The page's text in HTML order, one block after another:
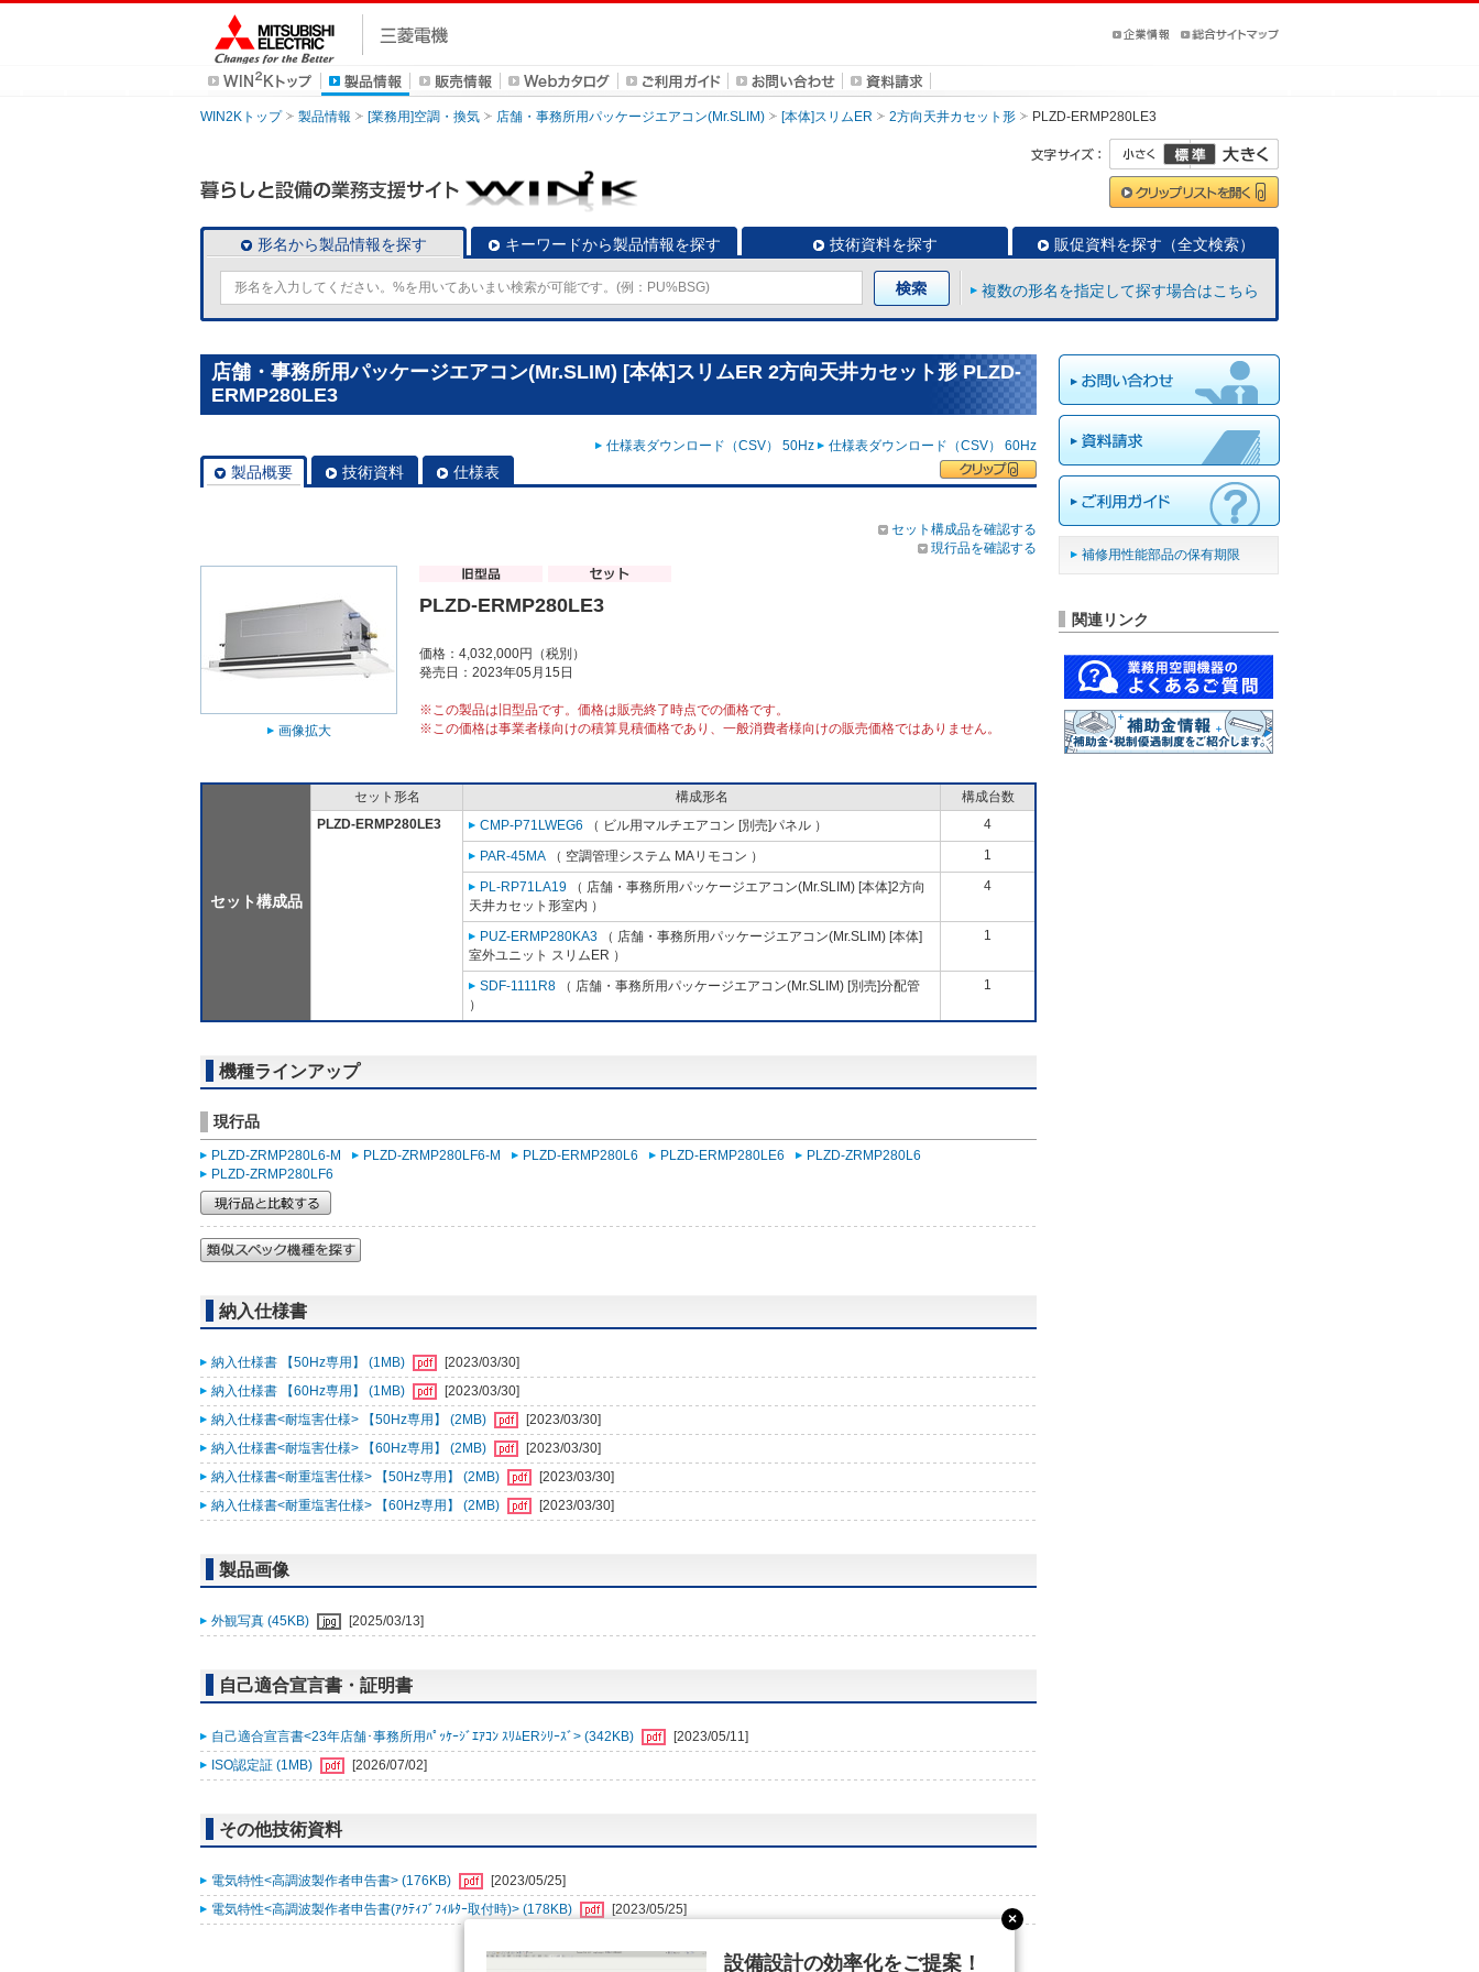
WIN2Kトップ 製品情報 [業務用]空調・換気 店舗・事務所用パッケージエアコン(Mr.SLIM) [本体]スリムER 2方向天井カセット形 PLZD-ERMP280LE3
形名から製品情報を探す キーワードから製品情報を探す 技術資料を探す 販促資料を探す（全文検索）
複数の形名を指定して探す場合はこちら
店舗・事務所用パッケージエアコン(Mr.SLIM) [本体]スリムER 2方向天井カセット形 PLZD-
ERMP280LE3
仕様表ダウンロード（CSV） 50Hz 仕様表ダウンロード（CSV） 60Hz
製品概要 技術資料 仕様表
セット構成品を確認する
現行品を確認する
画像拡大
PLZD-ERMP280LE3
価格：4,032,000円（税別）
発売日：2023年05月15日
※この製品は旧型品です。価格は販売終了時点での価格です。
※この価格は事業者様向けの積算見積価格であり、一般消費者様向けの販売価格ではありません。
セット構成品
セット形名 構成形名
構成台数
PLZD-ERMP280LE3
CMP-P71LWEG6 （ ビル用マルチエアコン [別売]パネル ） 4
PAR-45MA （ 空調管理システム MAリモコン ） 1
PL-RP71LA19 （ 店舗・事務所用パッケージエアコン(Mr.SLIM) [本体]2方向
天井カセット形室内 ）
4
PUZ-ERMP280KA3 （ 店舗・事務所用パッケージエアコン(Mr.SLIM) [本体]
室外ユニット スリムER ）
1
SDF-1111R8 （ 店舗・事務所用パッケージエアコン(Mr.SLIM) [別売]分配管
）
1
機種ラインアップ
現行品
PLZD-ZRMP280L6-M PLZD-ZRMP280LF6-M PLZD-ERMP280L6 PLZD-ERMP280LE6
PLZD-ZRMP280L6
PLZD-ZRMP280LF6
納入仕様書
納入仕様書 【50Hz専用】 (1MB)
[2023/03/30]
納入仕様書 【60Hz専用】 (1MB)
[2023/03/30]
納入仕様書<耐塩害仕様> 【50Hz専用】 (2MB)
[2023/03/30]
納入仕様書<耐塩害仕様> 【60Hz専用】 (2MB)
[2023/03/30]
納入仕様書<耐重塩害仕様> 【50Hz専用】 (2MB)
[2023/03/30]
納入仕様書<耐重塩害仕様> 【60Hz専用】 (2MB)
[2023/03/30]
製品画像
外観写真 (45KB) [2025/03/13]
自己適合宣言書・証明書
自己適合宣言書<23年店舗･事務所用ﾊﾟｯｹｰｼﾞｴｱｺﾝ ｽﾘﾑERｼﾘｰｽﾞ> (342KB)
[2023/05/11]
ISO認定証 (1MB)
[2026/07/02]
その他技術資料
電気特性<高調波製作者申告書> (176KB)
[2023/05/25]
電気特性<高調波製作者申告書(ｱｸﾃｨﾌﾞﾌｨﾙﾀｰ取付時)> (178KB)
[2023/05/25]
補修用性能部品の保有期限
関連リンク
設備設計の効率化をご提案！